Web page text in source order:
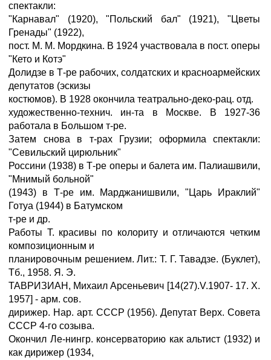
спектакли:
"Карнавал" (1920), "Польский бал" (1921), "Цветы
Гренады" (1922),
пост. M. M. Мордкина. В 1924 участвовала в пост. оперы
"Кето и Котэ"
Долидзе в Т-ре рабочих, солдатских и красноармейских
депутатов (эскизы
костюмов). В 1928 окончила театрально-деко-рац. отд.
художественно-технич. ин-та в Москве. В 1927-36
работала в Большом т-ре.
Затем снова в т-рах Грузии; оформила спектакли:
"Севильский цирюльник"
Россини (1938) в Т-ре оперы и балета им. Палиашвили,
"Мнимый больной"
(1943) в Т-ре им. Марджанишвили, "Царь Ираклий"
Готуа (1944) в Батумском
т-ре и др.
Работы Т. красивы по колориту и отличаются четким
композиционным и
планировочным решением. Лит.: Т. Г. Тавадзе. (Буклет),
Тб., 1958. Я. Э.
ТАВРИЗИАН, Михаил Арсеньевич [14(27).V.1907- 17. X.
1957] - арм. сов.
дирижер. Нар. арт. СССР (1956). Депутат Верх. Совета
СССР 4-го созыва.
Окончил Ле-нингр. консерваторию как альтист (1932) и
как дирижер (1934,